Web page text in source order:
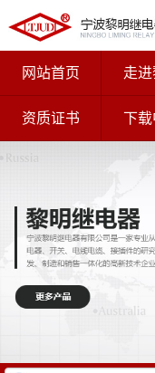
网站首页 走进
资质证书 下载